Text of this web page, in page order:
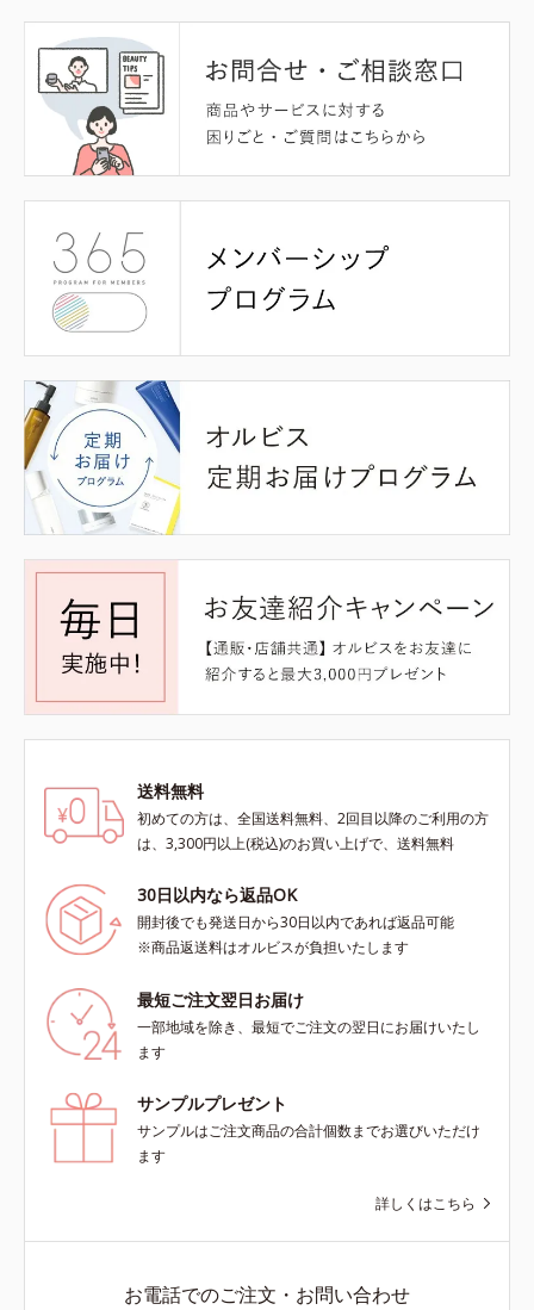
送料無料
初めての方は、全国送料無料、2回目以降のご利用の方
は、3,300円以上(税込)のお買い上げで、送料無料
30日以内なら返品OK
開封後でも発送日から30日以内であれば返品可能
※商品返送料はオルビスが負担いたします
最短ご注文翌日お届け
一部地域を除き、最短でご注文の翌日にお届けいたし
ます
サンプルプレゼント
サンプルはご注文商品の合計個数までお選びいただけ
ます
詳しくはこちら
お電話でのご注文・お問い合わせ